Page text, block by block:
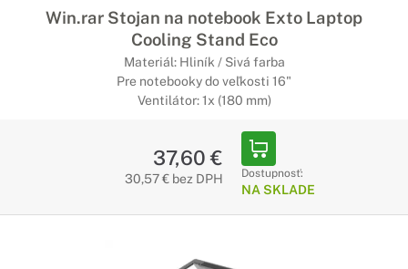
Win.rar Stojan na notebook Exto Laptop
Cooling Stand Eco
Materiál: Hliník / Sivá farba
Pre notebooky do veľkosti 16"
Ventilátor: 1x (180 mm)
37,60 €
30,57 € bez DPH Dostupnosť:
NA SKLADE